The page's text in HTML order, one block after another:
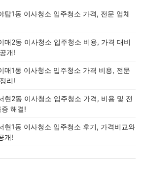
탑1동 이사청소 입주청소 가격, 전문 업체
매2동 이사청소 입주청소 비용, 가격 대비
개!
매1동 이사청소 입주청소 가격 비용, 전문
리!
현2동 이사청소 입주청소 가격, 비용 및 전
해결!
현1동 이사청소 입주청소 후기, 가격비교와
개!